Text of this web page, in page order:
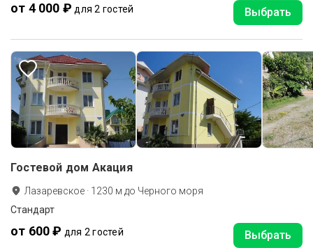
от 4 000 ₽ для 2 гостей Выбрать
Гостевой дом Акация
Лазаревское · 1230 м до Черного моря
Стандарт
от 600 ₽ для 2 гостей Выбрать